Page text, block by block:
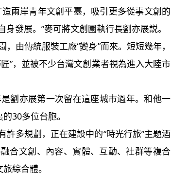
兩岸青年文創平臺，吸引更多從事文創的
發展。”麥可將文創園執行長劉亦展説。
傳統服裝工廠“變身”而來。短短幾年，
”，並被不少台灣文創業者視為進入大陸市
亦展第一次留在這座城市過年。和他一
30多位台胞。
多規劃，正在建設中的“時光行旅”主題酒
合文創、內容、實體、互動、社群等複合
綜合體。